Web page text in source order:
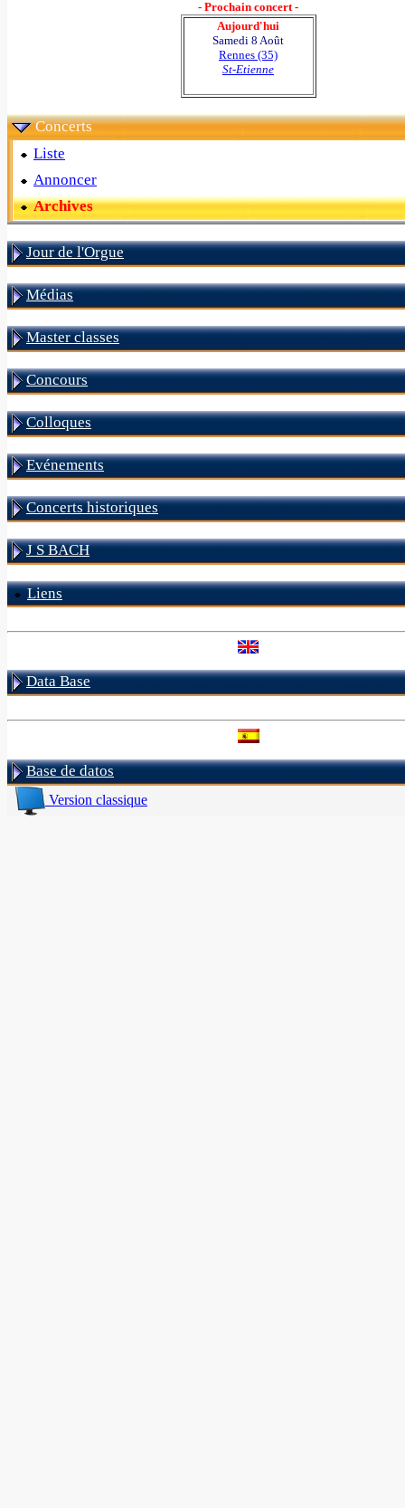
- Prochain concert -
Aujourd'hui
Samedi 8 Août
Rennes (35)
St-Etienne
Concerts
Liste
Annoncer
Archives
Jour de l'Orgue
Médias
Master classes
Concours
Colloques
Evénements
Concerts historiques
J S BACH
Liens
Data Base
Base de datos
Version classique